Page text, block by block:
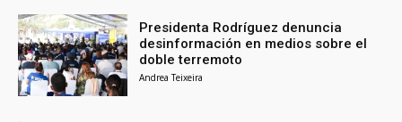
Presidenta Rodríguez denuncia
desinformación en medios sobre el
doble terremoto
Andrea Teixeira